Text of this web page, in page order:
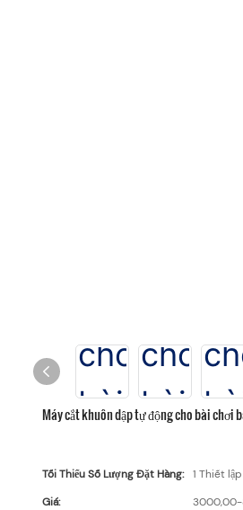
Máy cắt khuôn dập tự động cho bài chơi
Tối Thiểu Số Lượng Đặt Hàng:
1 Thiết lập
Giá:
3000,00-